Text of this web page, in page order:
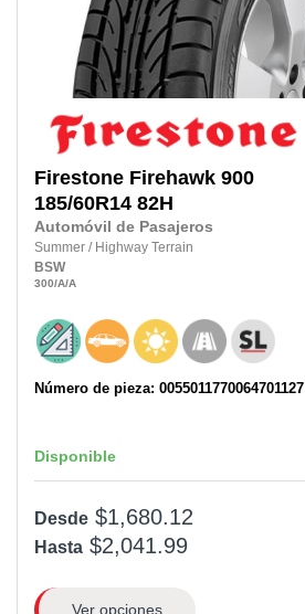
Firestone Firehawk 900
185/60R14 82H
Automóvil de Pasajeros
Summer / Highway Terrain
BSW
300/A/A
Número de pieza: 0055011770064701127
Disponible
Desde $1,680.12
Hasta $2,041.99
Ver opciones